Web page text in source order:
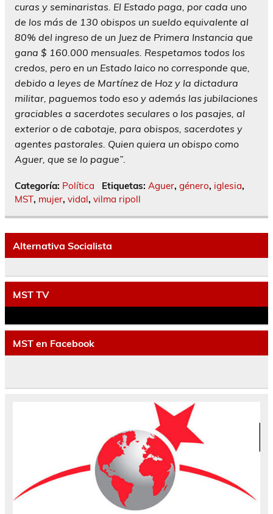
curas y seminaristas. El Estado paga, por cada uno
de los más de 130 obispos un sueldo equivalente al
80% del ingreso de un Juez de Primera Instancia que
gana $ 160.000 mensuales. Respetamos todos los
credos, pero en un Estado laico no corresponde que,
debido a leyes de Martínez de Hoz y la dictadura
militar, paguemos todo eso y además las jubilaciones
graciables a sacerdotes seculares o los pasajes, al
exterior o de cabotaje, para obispos, sacerdotes y
agentes pastorales. Quien quiera un obispo como
Aguer, que se lo pague”.
Categoría: Política Etiquetas: Aguer, género, iglesia,
MST, mujer, vidal, vilma ripoll
Alternativa Socialista
MST TV
MST en Facebook